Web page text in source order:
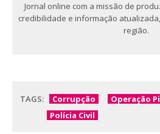
Jornal online com a missão de
credibilidade e informação
região.
TAGS: Corrupção Operação
Polícia Civil